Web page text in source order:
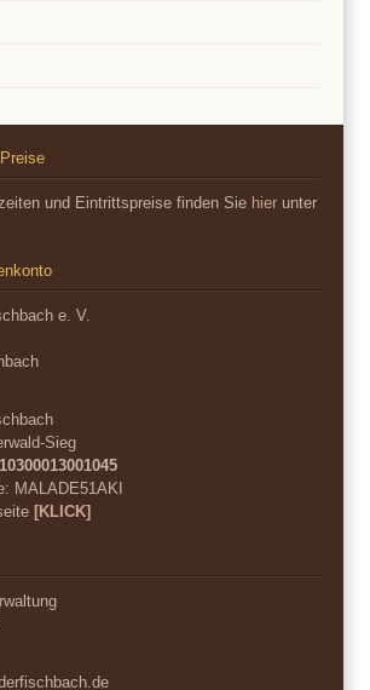
und Eintrittspreise finden Sie hier unter
e. V.
Sieg
MALADE51AKI
[KLICK]